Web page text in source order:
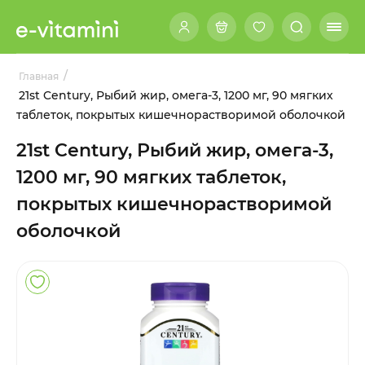
Главная /
21st Century, Рыбий жир, омега-3, 1200 мг, 90 мягких
таблеток, покрытых кишечнорастворимой оболочкой
21st Century, Рыбий жир, омега-3,
1200 мг, 90 мягких таблеток,
покрытых кишечнорастворимой
оболочкой